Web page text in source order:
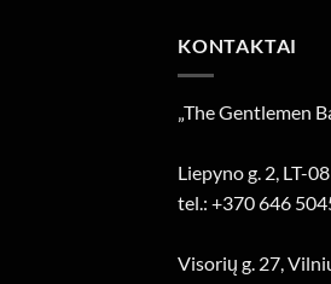
KONTAKTAI
„The Gentlemen
Liepyno g. 2, LT-
tel.: +370 646
Visorių g. 27,